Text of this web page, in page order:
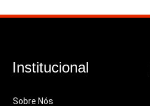
Institucional
Sobre Nós